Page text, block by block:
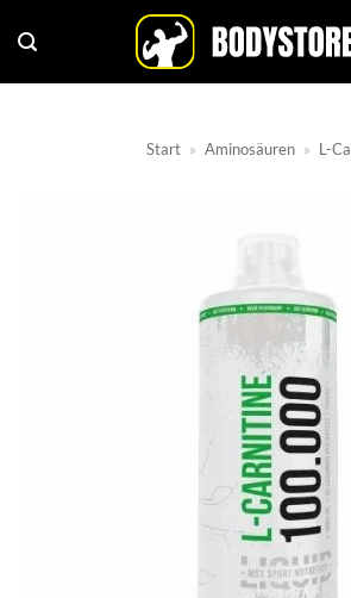
Inhalt
springen
Start » Aminosäuren » L-